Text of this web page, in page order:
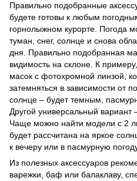
Правильно подобранные
будете готовы к любым
горнолыжном курорте. Погода
туман, снег, солнце и снова
дня. Правильно подобранная
видимость на склоне. К
масок с фотохромной линзой,
затемняться в зависимости от
солнце – будет темным,
Другой универсальный
Чаще можно найти модели с 2
будет рассчитана на яркое
к вечеру или в пасмурную
Из полезных аксессуаров
варежки, баф или балаклаву,